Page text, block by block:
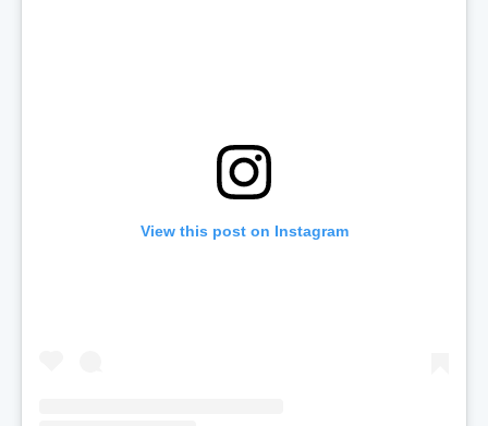
View this post on Instagram